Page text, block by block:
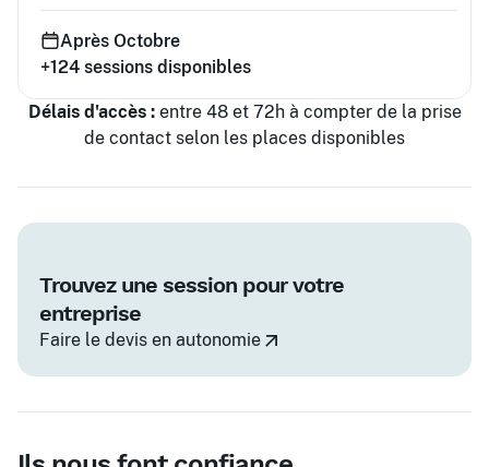
Après Octobre
+124 sessions disponibles
Délais d'accès :entre 48 et 72h à compter de la prise
de contact selon les places disponibles
Trouvez une session pour votre
entreprise
Faire le devis en autonomie